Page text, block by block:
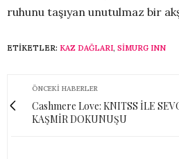
ruhunu taşıyan unutulmaz bir
ETIKETLER: KAZ DAĞLARI, SIMURG INN
ÖNCEKI HABERLER
Cashmere Love: KNITSS İLE
KAŞMİR DOKUNUŞU